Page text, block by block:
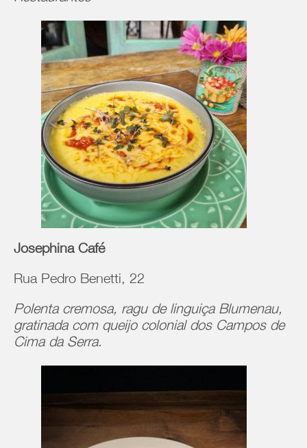
Josephina Café
Rua Pedro Benetti, 22
Polenta cremosa, ragu de linguiça Blumenau,
gratinada com queijo colonial dos Campos de
Cima da Serra.